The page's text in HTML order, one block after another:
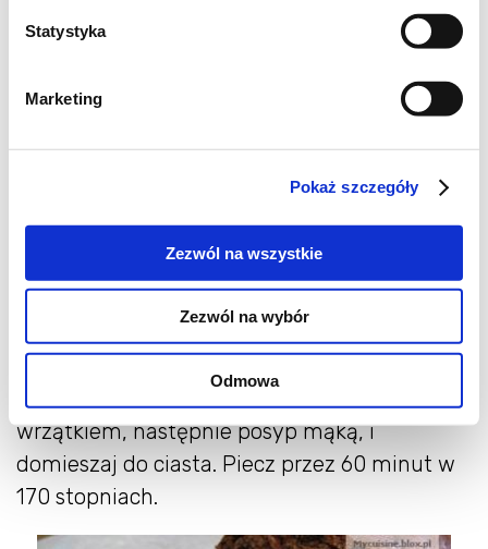
Statystyka
Marketing
Pokaż szczegóły
Zezwól na wszystkie
Zezwól na wybór
Odmowa
100 g rodzynek + mąka do posypania
Banany rozgnieć widelcem. Rozpuść masło,
poczekaj, aż trochę ostygnie, i wymieszaj z
bananami. Dodaj cukier, jajko, a następnie
sodę, mąkę, cynamon i imbir. Wszystko
potrzeby używać miksera). Rodzynki sparz
wrzątkiem, następnie posyp mąką, i
domieszaj do ciasta. Piecz przez 60 minut w
170 stopniach.